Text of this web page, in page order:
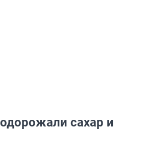
сахар и